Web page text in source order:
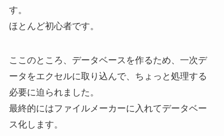
す。
ほとんど初心者です。
ここのところ、データベースを作るため、一次デ
ータをエクセルに取り込んで、ちょっと処理する
必要に迫られました。
最終的にはファイルメーカーに入れてデータベー
ス化します。